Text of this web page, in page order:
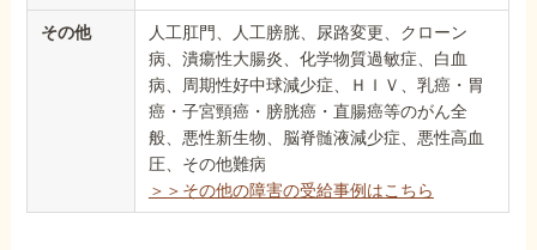
その他
人工肛門、人工膀胱、尿路変更、クローン
病、潰瘍性大腸炎、化学物質過敏症、白血
病、周期性好中球減少症、ＨＩＶ、乳癌・胃
癌・子宮頸癌・膀胱癌・直腸癌等のがん全
般、悪性新生物、脳脊髄液減少症、悪性高血
圧、その他難病
＞＞その他の障害の受給事例はこちら